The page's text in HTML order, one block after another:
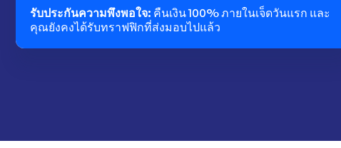
รับประกันความพึงพอใจ: คืนเงิน 100% ภายในเจ็ดวันแรก และ
คุณยังคงได้รับทราฟฟิกที่ส่งมอบไปแล้ว